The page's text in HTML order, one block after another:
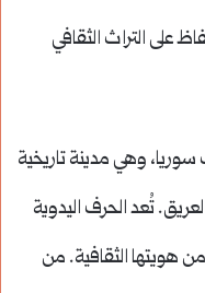
على التراث الثقافي
وهي مدينة تاريخية
تُعد الحرف اليدوية
هويتها الثقافية. من